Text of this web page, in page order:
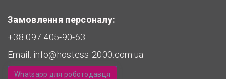
Замовлення персоналу:
+38 097 405-90-63
Email: info@hostess-2000.com.ua
Whatsapp для роботодавця